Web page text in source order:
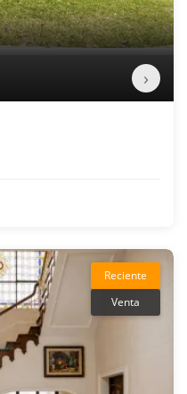
›
Reciente
Venta